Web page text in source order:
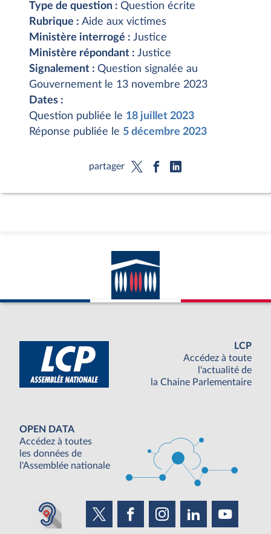
Type de question : Question écrite
Rubrique : Aide aux victimes
Ministère interrogé : Justice
Ministère répondant : Justice
Signalement : Question signalée au
Gouvernement le 13 novembre 2023
Dates :
Question publiée le 18 juillet 2023
Réponse publiée le 5 décembre 2023
partager
LCP
Accédez à toute
l'actualité de
la Chaine Parlementaire
OPEN DATA
Accédez à toutes
les données de
l'Assemblée nationale